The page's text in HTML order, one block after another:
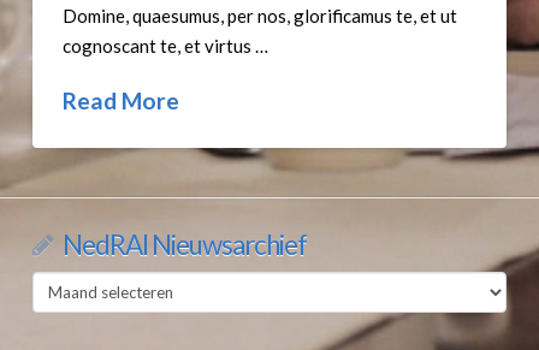
Domine, quaesumus, per nos, glorificamus te, et ut
cognoscant te, et virtus …
Read More
NedRAI Nieuwsarchief
NedRAI
Nieuwsarchief